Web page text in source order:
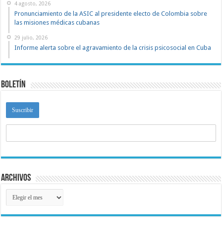
4 agosto, 2026
Pronunciamiento de la ASIC al presidente electo de Colombia sobre
las misiones médicas cubanas
29 julio, 2026
Informe alerta sobre el agravamiento de la crisis psicosocial en Cuba
Boletín
Archivos
Archivos